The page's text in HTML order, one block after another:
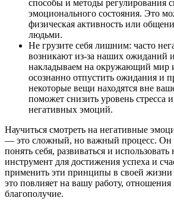
способы и методы регулирования
эмоционального состояния. Это
физическая активность или
людьми.
Не грузите себя лишним: часто
возникают из-за наших ожиданий
накладываем на окружающий мир
осознанно отпустить ожидания и
некоторые вещи находятся вне
поможет снизить уровень стресса
негативных эмоций.
Научиться смотреть на негативные
— это сложный, но важный процесс. Он
понять себя, развиваться и использовать
инструмент для достижения успеха и
применить эти принципы в своей жизни
это повлияет на вашу работу,
благополучие.